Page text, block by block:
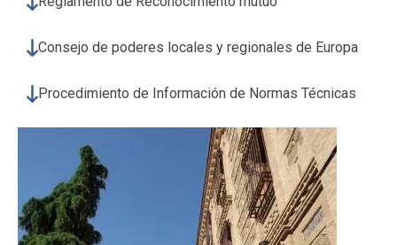
Consejo de poderes locales y regionales de Europa
Procedimiento de Información de Normas Técnicas